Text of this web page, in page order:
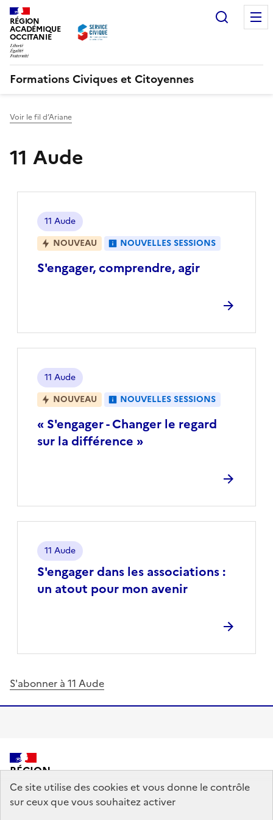
RÉGION
ACADÉMIQUE
OCCITANIE
Formations Civiques et Citoyennes
Voir le fil d’Ariane
11 Aude
S'engager, comprendre, agir
Localisation
11 Aude
NOUVEAU
NOUVELLES SESSIONS
« S'engager - Changer le regard
sur la différence »
Localisation
11 Aude
NOUVEAU
NOUVELLES SESSIONS
S'engager dans les associations :
un atout pour mon avenir
Localisation
11 Aude
S'abonner à 11 Aude
RÉGION
ACADÉMIQUE
OCCITANIE
Ce site utilise des cookies et vous donne le contrôle
sur ceux que vous souhaitez activer